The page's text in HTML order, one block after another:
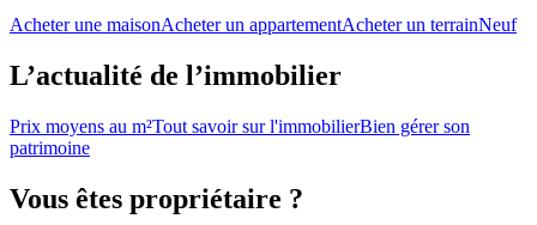
Acheter une maisonAcheter un appartementAcheter un terrainNeuf
L’actualité de l’immobilier
Prix moyens au m²Tout savoir sur l'immobilierBien gérer son
patrimoine
Vous êtes propriétaire ?